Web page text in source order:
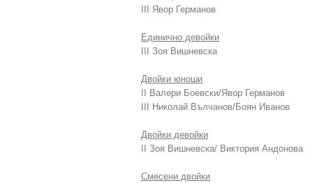
III Явор Германов
Единично девойки
III Зоя Вишневска
Двойки юноши
II Валери Боевски/Явор Германов
III Николай Вълчанов/Боян Иванов
Двойки девойки
II Зоя Вишневска/ Виктория Андонова
Смесени двойки